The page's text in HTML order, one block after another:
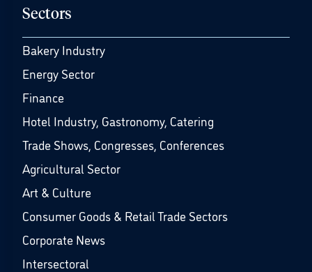
Sectors
Bakery Industry
Energy Sector
Finance
Hotel Industry, Gastronomy, Catering
Trade Shows, Congresses, Conferences
Agricultural Sector
Art & Culture
Consumer Goods & Retail Trade Sectors
Corporate News
Intersectoral